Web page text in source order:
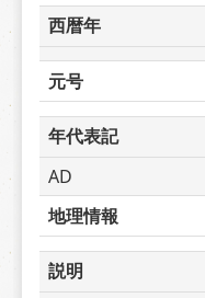
西暦年
元号
年代表記
AD
地理情報
説明